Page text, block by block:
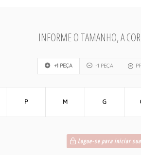
INFORME O TAMANHO, A
+1 PEÇA -1 PEÇA
P M G
Logue-se para iniciar